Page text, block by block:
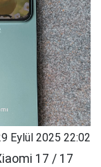
Eylül 2025 22:02
17 / 17